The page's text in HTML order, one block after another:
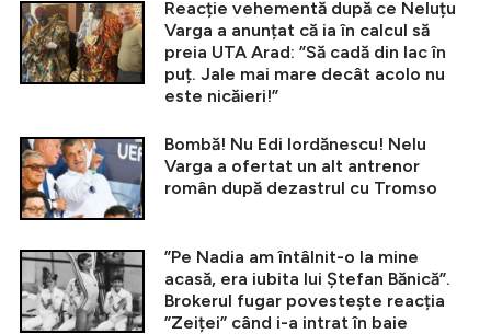
Reacție vehementă după ce Neluțu
Varga a anunțat că ia în calcul să
preia UTA Arad: ”Să cadă din lac în
puț. Jale mai mare decât acolo nu
este nicăieri!”
Bombă! Nu Edi Iordănescu! Nelu
Varga a ofertat un alt antrenor
român după dezastrul cu Tromso
”Pe Nadia am întâlnit-o la mine
acasă, era iubita lui Ștefan Bănică”.
Brokerul fugar povestește reacția
”Zeiței” când i-a intrat în baie